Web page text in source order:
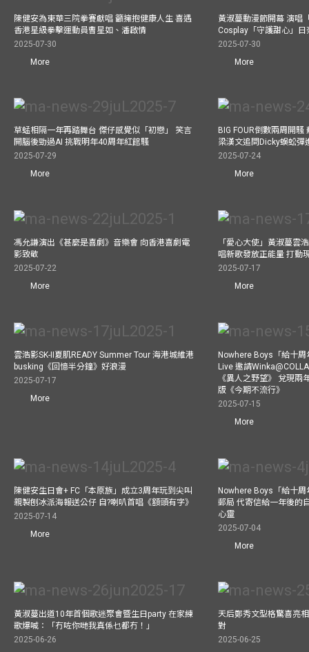
陳健安為東華三院拳賽獻唱 籲擁抱健康人生 喜遇
香港星級拳擊運動員曹星如、潘啟情
2025-07-30
More
黃淑蔓動漫節開幕 演唱
Cosplay「守護甜心」
2025-07-30
More
草蜢相隔一年再踏舞台 傑仔感覺似「初戀」 笑言
開腦後勁過AI 挑戰明年40周年紅館騷
2025-07-29
More
BIG FOUR倒數兩周開
梁漢文追問Dicky蜈蚣彈
2025-07-24
More
馮允謙演出《甚麼是喜劇》音樂會 向香港喜劇電
影致敬
2025-07-22
More
「愛心大使」黃淑蔓雲
唱新歌發放正能量 打動
2025-07-17
More
雲浩影SK-II夏肌READY Summer Tour 海港城維港
busking《回憶半分鐘》好浪漫
2025-07-17
More
Nowhere Boys「給十
Live 邀請
《異人之野望》 兌現兩
版《今期不流行》
2025-07-15
More
陳健安生日會+ FC「本原族」成立3周年玩到尖叫
親製刨冰派海報送公仔 自?喇叭首唱《額頭有字》
2025-07-14
More
Nowhere Boys「給十
郵局 代寄信給一年後的
心靈
2025-07-04
More
黃淑蔓出道10年首個歌迷聚會暨生日party 在家練
歌爆喊：「冇咗你哋我真係乜都冇！」
2025-06-26
天后鄭秀文型格驚喜亮
對
2025-06-25